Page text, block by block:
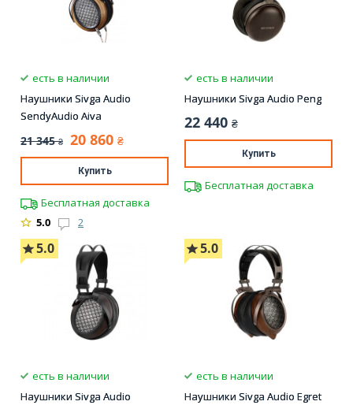
есть в наличии
Наушники Sivga Audio
SendyAudio Aiva
21 345 ₴ 20 860 ₴
Купить
Бесплатная доставка
5.0
2
есть в наличии
Наушники Sivga Audio Peng
22 440 ₴
Купить
Бесплатная доставка
5.0
есть в наличии
Наушники Sivga Audio
5.0
есть в наличии
Наушники Sivga Audio Egret